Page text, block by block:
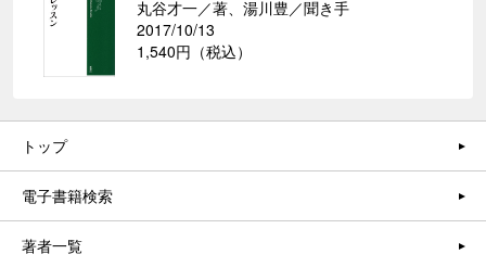
丸谷才一／著、湯川豊／聞き手
2017/10/13
1,540円（税込）
トップ
電子書籍検索
著者一覧